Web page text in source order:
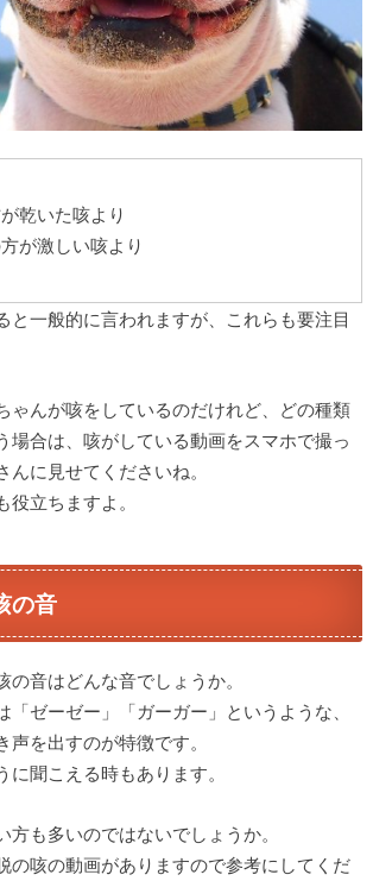
乾いた咳より
が激しい咳より
と一般的に言われますが、これらも要注目
ゃんが咳をしているのだけれど、どの種類
場合は、咳がしている動画をスマホで撮っ
んに見せてくださいね。
立ちますよ。
の音
の音はどんな音でしょうか。
「ゼーゼー」「ガーガー」というような、
声を出すのが特徴です。
に聞こえる時もあります。
方も多いのではないでしょうか。
の咳の動画がありますので参考にしてくだ